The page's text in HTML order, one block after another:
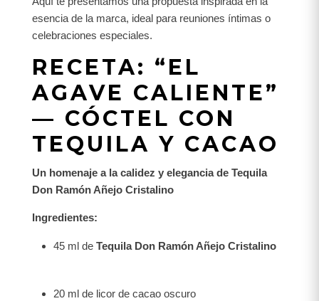
esencia de la marca, ideal para reuniones íntimas o
celebraciones especiales.
RECETA: “EL
AGAVE CALIENTE”
— CÓCTEL CON
TEQUILA Y CACAO
Un homenaje a la calidez y elegancia de Tequila
Don Ramón Añejo Cristalino
Ingredientes:
45 ml de Tequila Don Ramón Añejo Cristalino
20 ml de licor de cacao oscuro